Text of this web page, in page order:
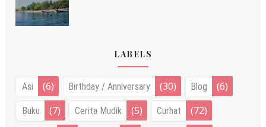
LABELS
Asi (6) Birthday / Anniversary (30) Blog (6)
Buku (7) Cerita Mudik (5) Curhat (72)